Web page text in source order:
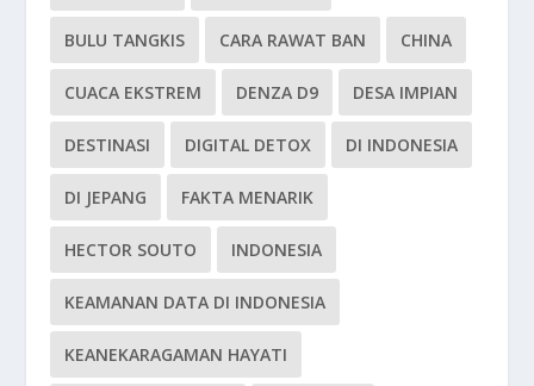
BULU TANGKIS CARA RAWAT BAN CHINA
CUACA EKSTREM DENZA D9 DESA IMPIAN
DESTINASI DIGITAL DETOX DI INDONESIA
DI JEPANG FAKTA MENARIK
HECTOR SOUTO INDONESIA
KEAMANAN DATA DI INDONESIA
KEANEKARAGAMAN HAYATI